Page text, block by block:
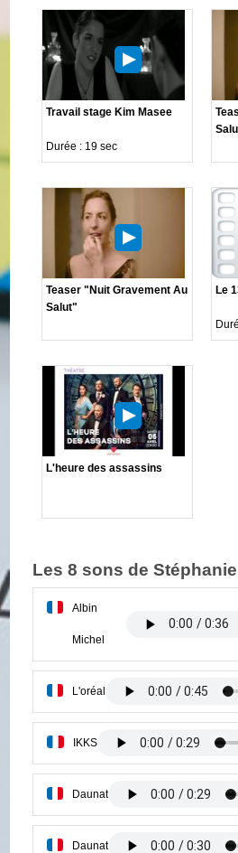
Travail stage Kim Masee
Durée : 19 sec
Teaser "Nuit Gravement Au
Salut"
Le
L'heure des assassins
Les 8 sons de
Albin
Michel
L'oréal
IKKS
Daunat
Daunat